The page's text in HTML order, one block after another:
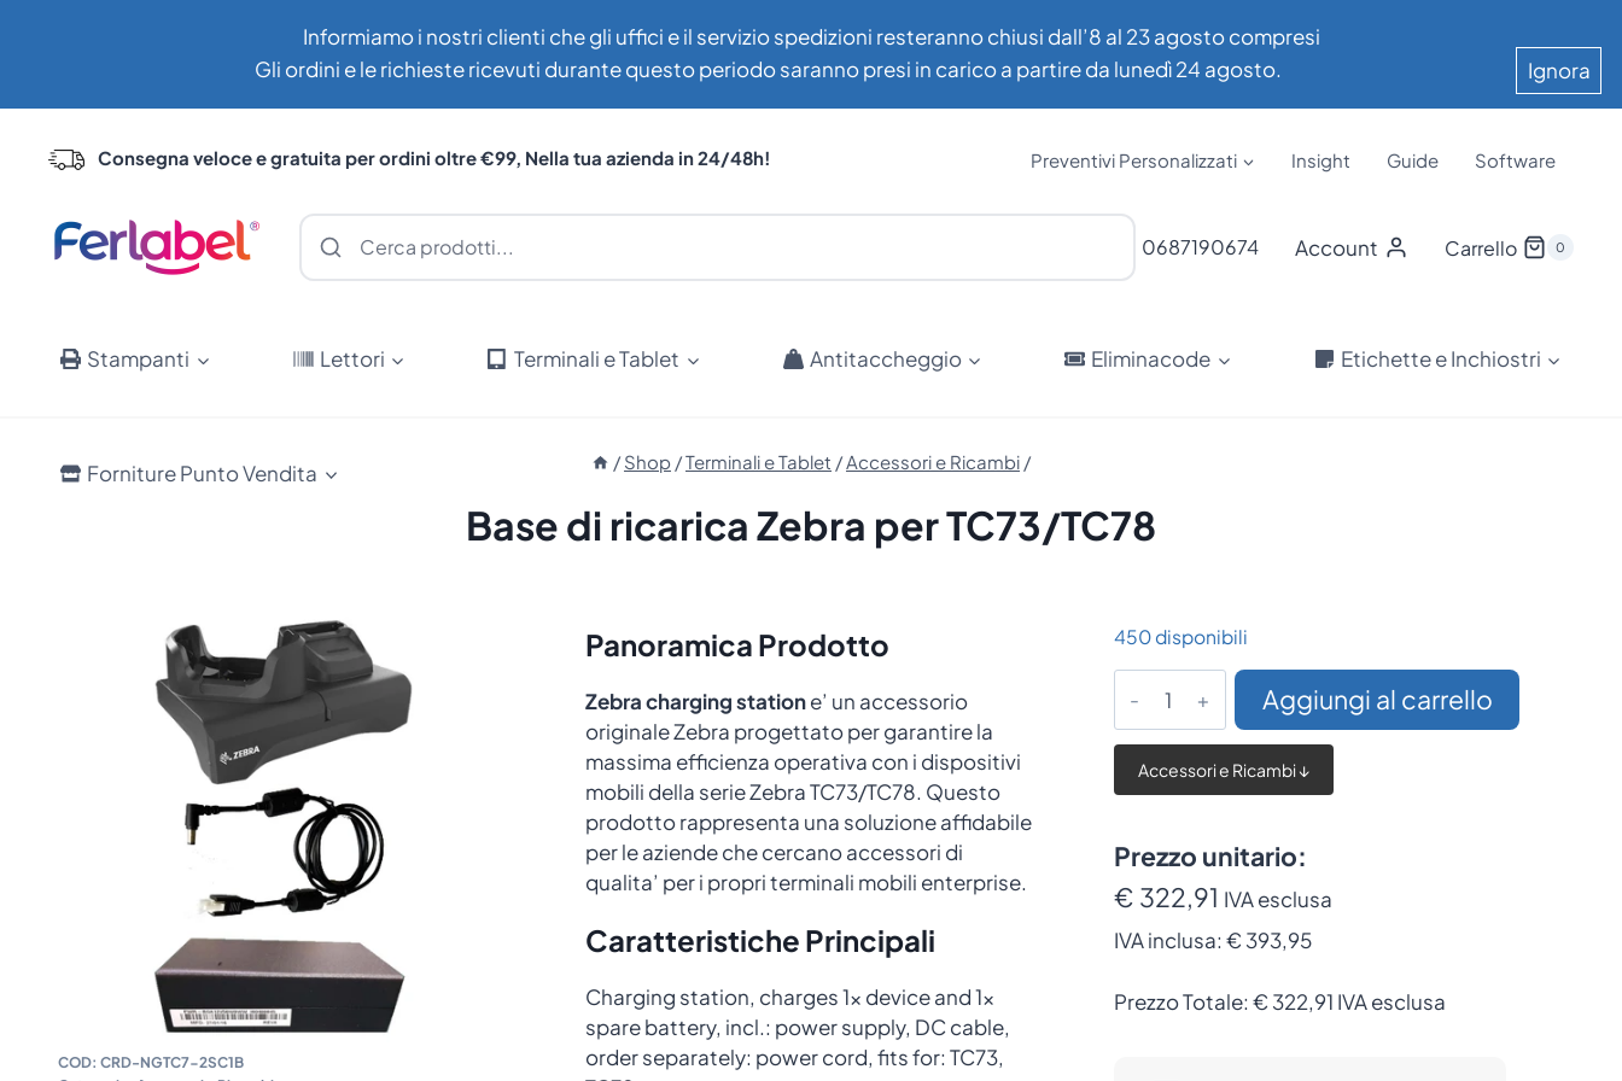
Informiamo i nostri clienti che gli uffici e il servizio spedizioni resteranno chiusi dall’8 al 23 agosto compresi
Gli ordini e le richieste ricevuti durante questo periodo saranno presi in carico a partire da lunedì 24 agosto.
Ignora
Consegna veloce e gratuita per ordini oltre €99, Nella tua azienda in 24/48h! Preventivi Personalizzati Insight Guide Software
0687190674 Account Carrello 0
Stampanti Lettori Terminali e Tablet Antitaccheggio Eliminacode Etichette e Inchiostri
Forniture Punto Vendita / Shop /Terminali e Tablet /Accessori e Ricambi /
Base di ricarica Zebra per TC73/TC78
COD: CRD-NGTC7-2SC1B
Panoramica Prodotto
Zebra charging statione’ un accessorio
originale Zebra progettato per garantire la
massima efficienza operativa con i dispositivi
mobili della serie Zebra TC73/TC78. Questo
prodotto rappresenta una soluzione affidabile
per le aziende che cercano accessori di
qualita’ per i propri terminali mobili enterprise.
Caratteristiche Principali
Charging station, charges 1x device and 1x
spare battery, incl.: power supply, DC cable,
order separately: power cord, fits for: TC73,
450 disponibili
ricarica
Zebra
TC73/TC78
Aggiungi al carrello
Accessori e Ricambi ↓
Prezzo unitario:
€ 322,91 IVA esclusa
IVA inclusa: € 393,95
Prezzo Totale: € 322,91 IVA esclusa